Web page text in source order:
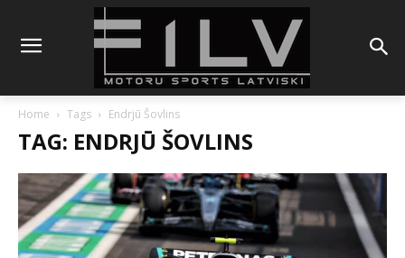
Home Tags Endrjū Šovlins
TAG: ENDRJŪ ŠOVLINS